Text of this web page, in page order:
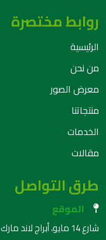
روابط مختصرة
الرئيسية
من نحن
معرض الصور
منتجاتنا
الخدمات
مقالات
طرق التواصل
الموقع
شارع 14 مايو، أبراج لاند مارك (أ)، سموحة، الإسكندرية، مصر.